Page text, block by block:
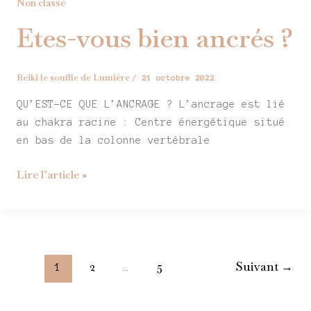
Non classé
Etes-vous bien ancrés ?
Reiki le souffle de Lumière / 21 octobre 2022
QU’EST-CE QUE L’ANCRAGE ? L’ancrage est lié
au chakra racine : Centre énergétique situé
en bas de la colonne vertébrale
Lire l’article »
1 2 5 Suivant →